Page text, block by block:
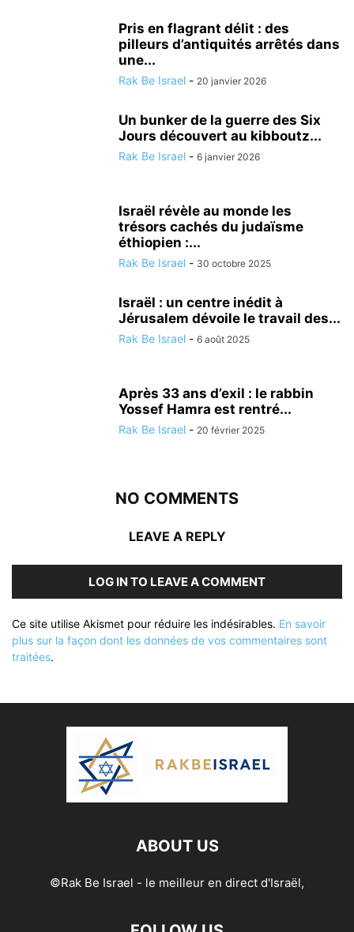
Pris en flagrant délit : des
pilleurs d’antiquités arrêtés dans
une...
Rak Be Israel - 20 janvier 2026
Un bunker de la guerre des Six
Jours découvert au kibboutz...
Rak Be Israel - 6 janvier 2026
Israël révèle au monde les
trésors cachés du judaïsme
éthiopien :...
Rak Be Israel - 30 octobre 2025
Israël : un centre inédit à
Jérusalem dévoile le travail des...
Rak Be Israel - 6 août 2025
Après 33 ans d’exil : le rabbin
Yossef Hamra est rentré...
Rak Be Israel - 20 février 2025
NO COMMENTS
LEAVE A REPLY
LOG IN TO LEAVE A COMMENT
Ce site utilise Akismet pour réduire les indésirables. En savoir
plus sur la façon dont les données de vos commentaires sont
traitées.
ABOUT US
©Rak Be Israel - le meilleur en direct d'Israël,